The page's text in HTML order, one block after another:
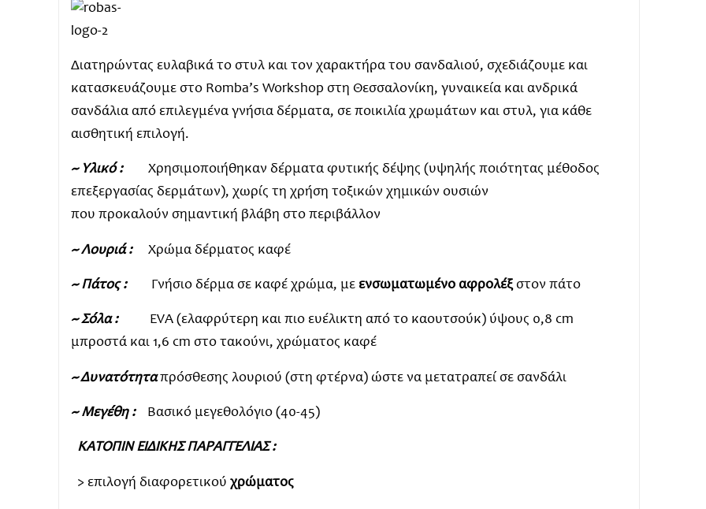
Διατηρώντας ευλαβικά το στυλ και τον χαρακτήρα του σανδαλιού, σχεδιάζουμε και
κατασκευάζουμε στο Romba’s Workshop στη Θεσσαλονίκη, γυναικεία και ανδρικά
σανδάλια από επιλεγμένα γνήσια δέρματα, σε ποικιλία χρωμάτων και στυλ, για κάθε
αισθητική επιλογή.
~ Υλικό :
Χρησιμοποιήθηκαν δέρματα φυτικής δέψης (υψηλής ποιότητας μέθοδος
επεξεργασίας δερμάτων), χωρίς τη χρήση τοξικών χημικών ουσιών
που προκαλούν σημαντική βλάβη στο περιβάλλον
~ Λουριά : Χρώμα δέρματος καφέ
~ Πάτος : Γνήσιο δέρμα σε καφέ χρώμα, με ενσωματωμένο αφρολέξστον πάτο
~ Σόλα :
EVA (ελαφρύτερη και πιο ευέλικτη από το καουτσούκ) ύψους 0,8 cm
μπροστά και 1,6 cm στο τακούνι, χρώματος καφέ
~ Δυνατότηταπρόσθεσης λουριού (στη φτέρνα) ώστε να μετατραπεί σε σανδάλι
~ Μεγέθη :Βασικό μεγεθολόγιο (40-45)
ΚΑΤΟΠΙΝ ΕΙΔΙΚΗΣ ΠΑΡΑΓΓΕΛΙΑΣ :
> επιλογή διαφορετικού χρώματος